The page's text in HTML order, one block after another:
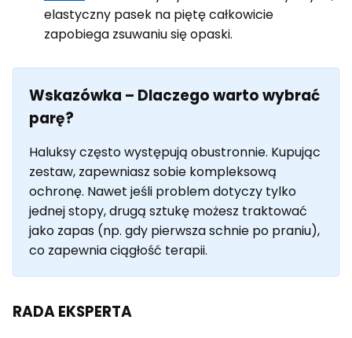
elastyczny pasek na piętę całkowicie
zapobiega zsuwaniu się opaski.
Wskazówka – Dlaczego warto wybrać
parę?
Haluksy często występują obustronnie. Kupując
zestaw, zapewniasz sobie kompleksową
ochronę. Nawet jeśli problem dotyczy tylko
jednej stopy, drugą sztukę możesz traktować
jako zapas (np. gdy pierwsza schnie po praniu),
co zapewnia ciągłość terapii.
RADA EKSPERTA